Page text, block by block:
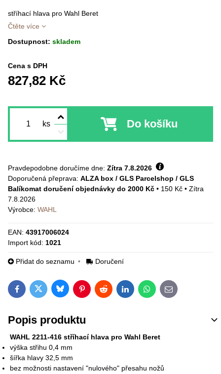
stříhací hlava pro Wahl Beret
Čtěte více
Dostupnost: skladem
Cena s DPH
827,82 Kč
ks Do košíku
Pravdepodobne doručíme dne: Zítra 7.8.2026
ALZA box / GLS Parcelshop / GLS
Balíkomat doručení objednávky do 2000 Kč • 150 Kč • Zítra
7.8.2026
Výrobce: WAHL
EAN: 43917006024
Import kód: 1021
Přidat do seznamu Doručení
FacebookTwitterBlueskyPinterestRedditLinkedInWhatsApp
E-mail
Popis produktu
WAHL 2211-416 stříhací hlava pro Wahl Beret
výška střihu 0,4 mm
šířka hlavy 32,5 mm
bez možnosti nastavení "nulového" přesahu nožů